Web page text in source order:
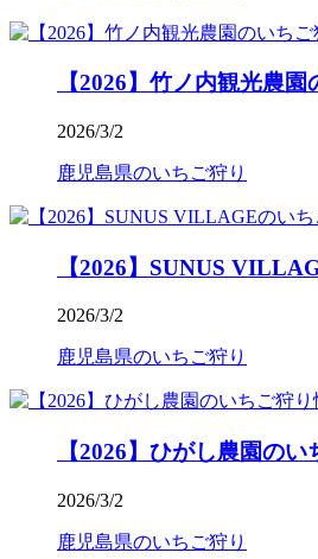
【2026】竹ノ内観光農
2026/3/2
鹿児島県のいちご狩り
【2026】SUNUS
2026/3/2
鹿児島県のいちご狩り
【2026】ひがし農園の
2026/3/2
鹿児島県のいちご狩り